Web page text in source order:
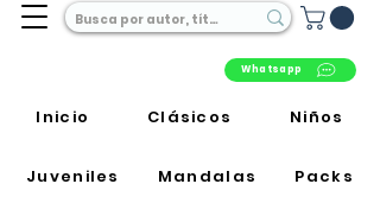
Whatsapp
Inicio Clásicos Niños
Juveniles Mandalas Packs